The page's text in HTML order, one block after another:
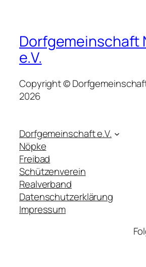
Dorfgemeinschaft
e.V.
Copyright ©
2026
Dorfgemeinschaft e.V.
Nöpke
Freibad
Schützenverein
Realverband
Datenschutzerklärung
Impressum